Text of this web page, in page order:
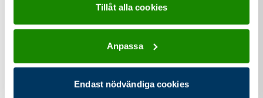
Tillåt alla cookies
Anpassa
Endast nödvändiga cookies